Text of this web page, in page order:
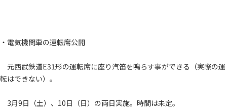
・電気機関車の運転席公開
元西武鉄道E31形の運転席に座り汽笛を鳴らす事ができる（実際の運
転はできない）。
3月9日（土）、10日（日）の両日実施。時間は未定。